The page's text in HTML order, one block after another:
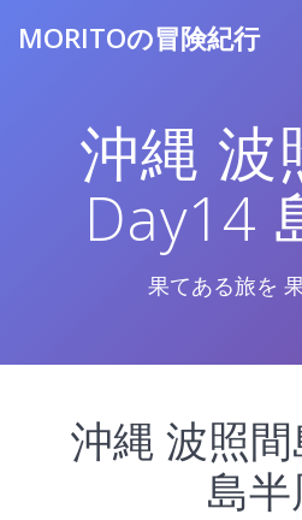
へ
ス
キ
プ
MORITOの冒険紀行
沖縄 波
Day14
果てある旅を
沖縄 波照
島半